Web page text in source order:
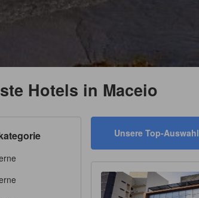
Hotels in Maceio
Unsere Top-Auswahl